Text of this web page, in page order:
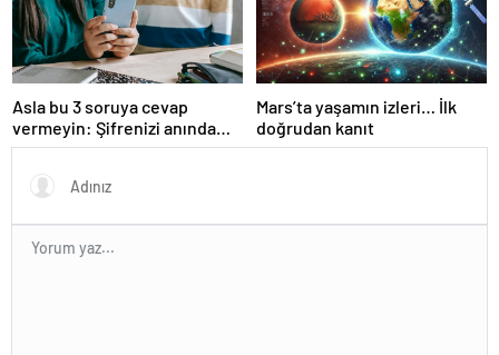
Asla bu 3 soruya cevap
vermeyin: Şifrenizi anında
buluyorlar
Mars’ta yaşamın izleri… İlk
doğrudan kanıt